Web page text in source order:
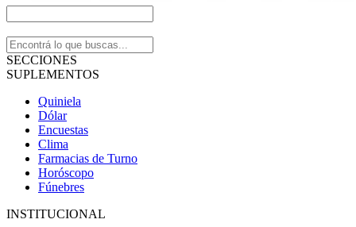
SECCIONES
SUPLEMENTOS
Quiniela
Dólar
Encuestas
Clima
Farmacias de Turno
Horóscopo
Fúnebres
INSTITUCIONAL